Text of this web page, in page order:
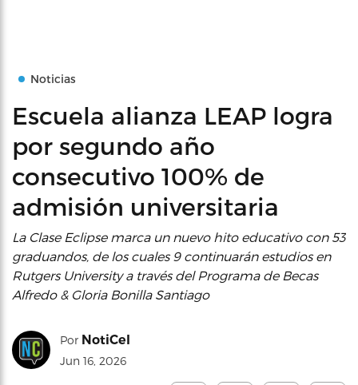
Noticias
Escuela alianza LEAP logra
por segundo año
consecutivo 100% de
admisión universitaria
La Clase Eclipse marca un nuevo hito educativo con 53
graduandos, de los cuales 9 continuarán estudios en
Rutgers University a través del Programa de Becas
Alfredo & Gloria Bonilla Santiago
Por NotiCel
Jun 16, 2026